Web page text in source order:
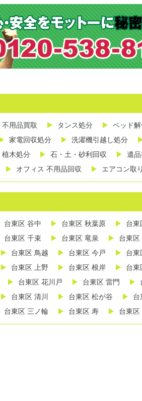
不用品買取 タンス処分 ベッド
家電回収処分 洗濯機引越し処分
植木処分 石・土・砂利回収 遺
オフィス 不用品回収 エアコン取
台東区 谷中 台東区 秋葉原 台東
台東区 千束 台東区 竜泉 台東区
台東区 鳥越 台東区 今戸 台東
台東区 上野 台東区 根岸 台東
台東区 花川戸 台東区 雷門
台東区 清川 台東区 松が谷 台
台東区 三ノ輪 台東区 寿 台東区